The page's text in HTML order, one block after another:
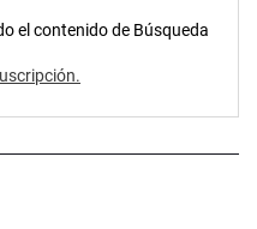
el contenido de Búsqueda